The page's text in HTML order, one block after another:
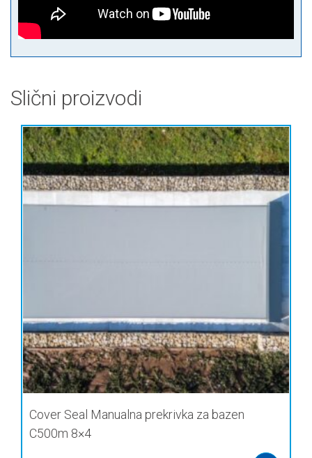
Slični proizvodi
Cover Seal Manualna prekrivka za bazen
C500m 8×4